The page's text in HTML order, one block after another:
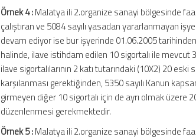
Örnek 4 :Malatya ili 2.organize sanayi bölgesinde
çalıştıran ve 5084 sayılı yasadan yararlanmayan
devam ediyor ise bur işyerinde 01.06.2005
halinde, ilave istihdam edilen 10 sigortalı ile mevcut
ilave sigortalılarının 2 katı tutarındaki (10X2) 20
karşılanması gerektiğinden, 5350 sayılı Kanun
girmeyen diğer 10 sigortalı için de ayrı olmak üzere
düzenlenmesi gerekmektedir.
Örnek 5 :Malatya ili 2.organize sanayi bölgesinde